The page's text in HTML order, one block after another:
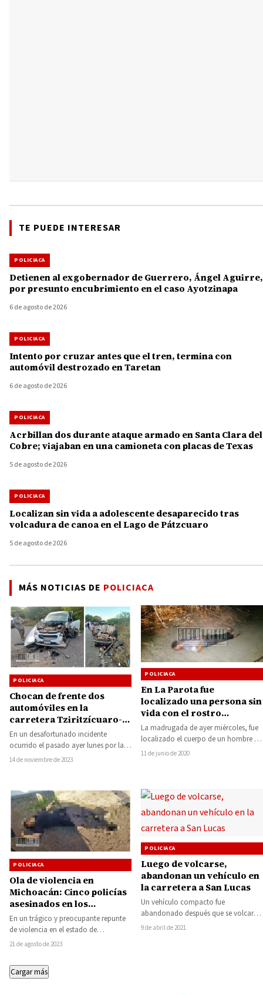
TE PUEDE INTERESAR
POLICIACA
Detienen al exgobernador de Guerrero, Ángel Aguirre,
por presunto encubrimiento en el caso Ayotzinapa
6 de agosto de 2026
POLICIACA
Intento por cruzar antes que el tren, termina con
automóvil destrozado en Taretan
6 de agosto de 2026
POLICIACA
Acrbillan dos durante ataque armado en Santa Clara del
Cobre; viajaban en una camioneta con placas de Texas
5 de agosto de 2026
POLICIACA
Localizan sin vida a adolescente desaparecido tras
volcadura de canoa en el Lago de Pátzcuaro
5 de agosto de 2026
MÁS NOTICIAS DE POLICIACA
POLICIACA
Chocan de frente dos
automóviles en la
carretera Tziritzícuaro-
Huetamo
En un desafortunado incidente
ocurrido el pasado ayer lunes por la
tarde, dos vehículos colisionaron de
14 de noviembre de 2023
POLICIACA
En La Parota fue
localizado una persona sin
vida con el rostro
ensangrentado
La madrugada de ayer miércoles, fue
localizado el cuerpo de un hombre sin
vida en un predio cercano…
11 de junio de 2020
POLICIACA
Ola de violencia en
Michoacán: Cinco policías
asesinados en los
primeros 20 días de agosto
En un trágico y preocupante repunte
de violencia en el estado de
Michoacán, cinco policías de
21 de agosto de 2023
POLICIACA
Luego de volcarse,
abandonan un vehículo en
la carretera a San Lucas
Un vehículo compacto fue
abandonado después que se volcara y
se saliera de la cinta asfáltica en el…
9 de abril de 2021
Cargar más